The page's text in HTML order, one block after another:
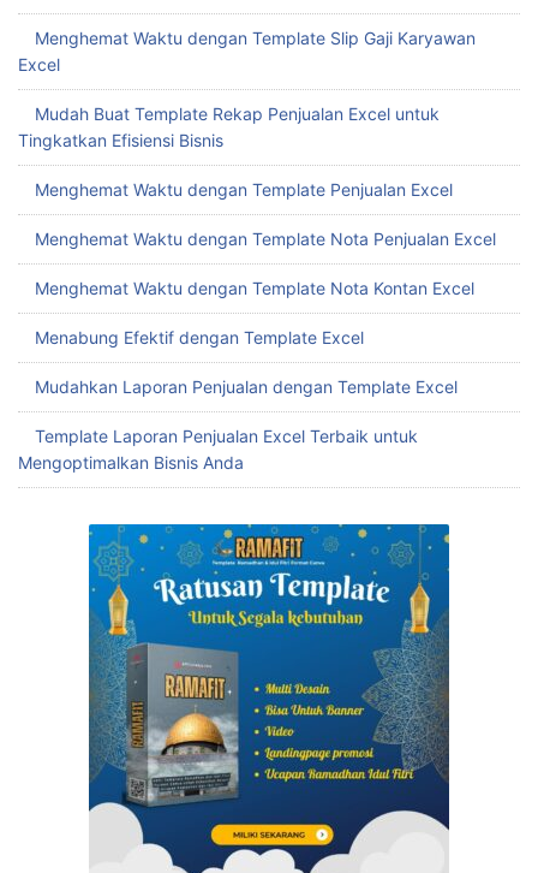
Menghemat Waktu dengan Template Slip Gaji Karyawan
Excel
Mudah Buat Template Rekap Penjualan Excel untuk
Tingkatkan Efisiensi Bisnis
Menghemat Waktu dengan Template Penjualan Excel
Menghemat Waktu dengan Template Nota Penjualan Excel
Menghemat Waktu dengan Template Nota Kontan Excel
Menabung Efektif dengan Template Excel
Mudahkan Laporan Penjualan dengan Template Excel
Template Laporan Penjualan Excel Terbaik untuk
Mengoptimalkan Bisnis Anda